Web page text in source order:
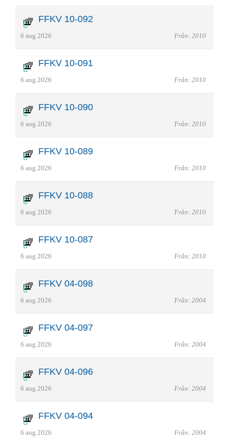
FFKV 10-092
6 aug 2026 Från: 2010
FFKV 10-091
6 aug 2026 Från: 2010
FFKV 10-090
6 aug 2026 Från: 2010
FFKV 10-089
6 aug 2026 Från: 2010
FFKV 10-088
6 aug 2026 Från: 2010
FFKV 10-087
6 aug 2026 Från: 2010
FFKV 04-098
6 aug 2026 Från: 2004
FFKV 04-097
6 aug 2026 Från: 2004
FFKV 04-096
6 aug 2026 Från: 2004
FFKV 04-094
6 aug 2026 Från: 2004